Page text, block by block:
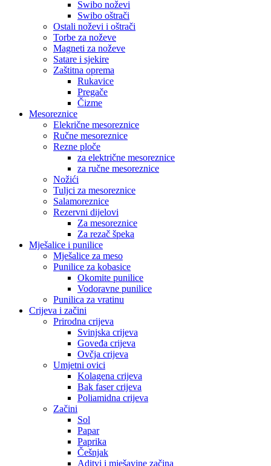
Swibo noževi
Swibo oštrači
Ostali noževi i oštrači
Torbe za noževe
Magneti za noževe
Satare i sjekire
Zaštitna oprema
Rukavice
Pregače
Čizme
Mesoreznice
Elekrične mesoreznice
Ručne mesoreznice
Rezne ploče
za električne mesoreznice
za ručne mesoreznice
Nožići
Tuljci za mesoreznice
Salamoreznice
Rezervni dijelovi
Za mesoreznice
Za rezač špeka
Mješalice i punilice
Mješalice za meso
Punilice za kobasice
Okomite punilice
Vodoravne punilice
Punilica za vratinu
Crijeva i začini
Prirodna crijeva
Svinjska crijeva
Goveđa crijeva
Ovčja crijeva
Umjetni ovici
Kolagena crijeva
Bak faser crijeva
Poliamidna crijeva
Začini
Sol
Papar
Paprika
Češnjak
Aditvi i mješavine začina